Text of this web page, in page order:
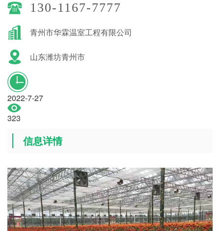
130-1167-7777
青州市华霖温室工程有限公司
山东潍坊青州市
2022-7-27
323
信息详情